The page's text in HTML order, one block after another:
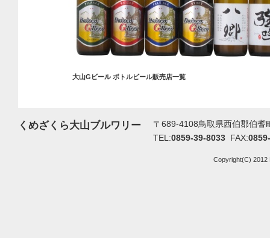
大山Gビール ボトルビール販売店一覧
くめざくら大山ブルワリー
〒689-4108鳥取県西伯郡伯
TEL:0859-39-8033 FAX:
Copyright(C) 2012